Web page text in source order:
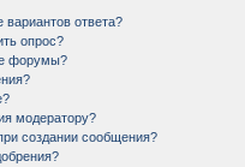
ответа?
опрос?
форумы?
модератору?
создании сообщения?